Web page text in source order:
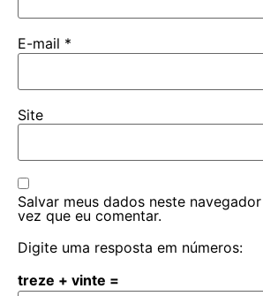
E-mail *
Site
Salvar meus dados neste
vez que eu comentar.
Digite uma resposta em números:
treze + vinte =